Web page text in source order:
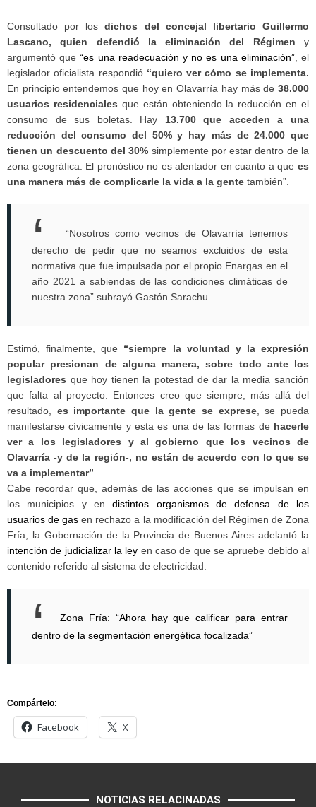
Consultado por losdichos del concejal libertario Guillermo
Lascano, quien defendió la eliminación del Régimen y
argumentó que“es una readecuación y no es una eliminación”, el
legislador oficialista respondió “quiero ver cómo se implementa.
En principio entendemos que hoy en Olavarría hay más de 38.000
usuarios residenciales que están obteniendo la reducción en el
consumo de sus boletas. Hay 13.700 que acceden a una
reducción del consumo del 50% y hay más de 24.000 que
tienen un descuento del 30% simplemente por estar dentro de la
zona geográfica. El pronóstico no es alentador en cuanto a que es
una manera más de complicarle la vida a la gente también”.
“Nosotros como vecinos de Olavarría tenemos
derecho de pedir que no seamos excluidos de esta
normativa que fue impulsada por el propio Enargas en el
año 2021 a sabiendas de las condiciones climáticas de
nuestra zona” subrayó Gastón Sarachu.
Estimó, finalmente, que “siempre la voluntad y la expresión
popular presionan de alguna manera, sobre todo ante los
legisladores que hoy tienen la potestad de dar la media sanción
que falta al proyecto. Entonces creo que siempre, más allá del
resultado, es importante que la gente se exprese, se pueda
manifestarse cívicamente y esta es una de las formas de hacerle
ver a los legisladores y al gobierno que los vecinos de
Olavarría -y de la región-, no están de acuerdo con lo que se
va a implementar”
Cabe recordar que, además de las acciones que se impulsan en
los municipios y endistintos organismos de defensa de los
usuarios de gasen rechazo a la modificación del Régimen de Zona
Fría, la Gobernación de la Provincia de Buenos Aires adelantó la
intención de judicializar la ley en caso de que se apruebe debido al
contenido referido al sistema de electricidad.
Zona Fría: “Ahora hay que calificar para entrar
dentro de la segmentación energética focalizada”
Compártelo:
Facebook X
NOTICIAS RELACINADAS